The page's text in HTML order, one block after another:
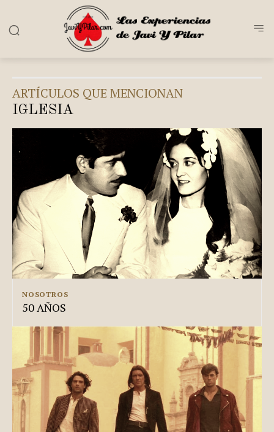
ARTÍCULOS QUE MENCIONAN
IGLESIA
NOSOTROS
50 AÑOS